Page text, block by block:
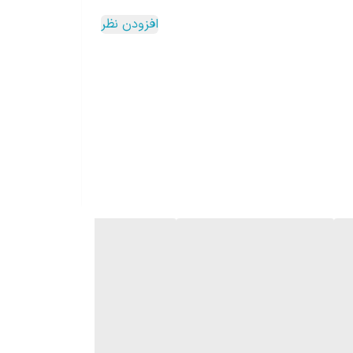
در پیچر باقی ماند و به راحتی تمیز نشد از حرارت
افزودن نظر